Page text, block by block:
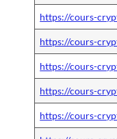
https://cours-
https://cours-
https://cours-
https://cours-
https://cours-